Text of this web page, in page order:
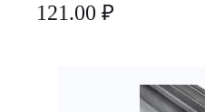
121.00 ₽